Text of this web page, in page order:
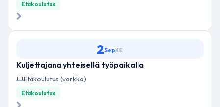
Etäkoulutus
2SepKE
Kuljettajana yhteisellä työpaikalla
Etäkoulutus (verkko)
Etäkoulutus